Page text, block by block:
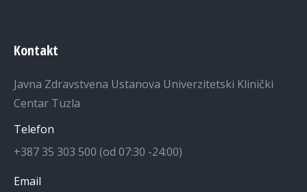
Kontakt
Javna Zdravstvena Ustanova Univerzitetski Klinički
Centar Tuzla
Telefon
+387 35 303 500 (od 07:30 -24:00)
Email